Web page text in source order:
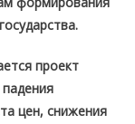
проект
цен, снижения